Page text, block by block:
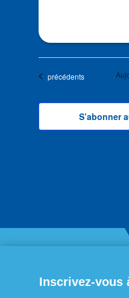
Évènements
précédents
S’abonner
Inscrivez-vous